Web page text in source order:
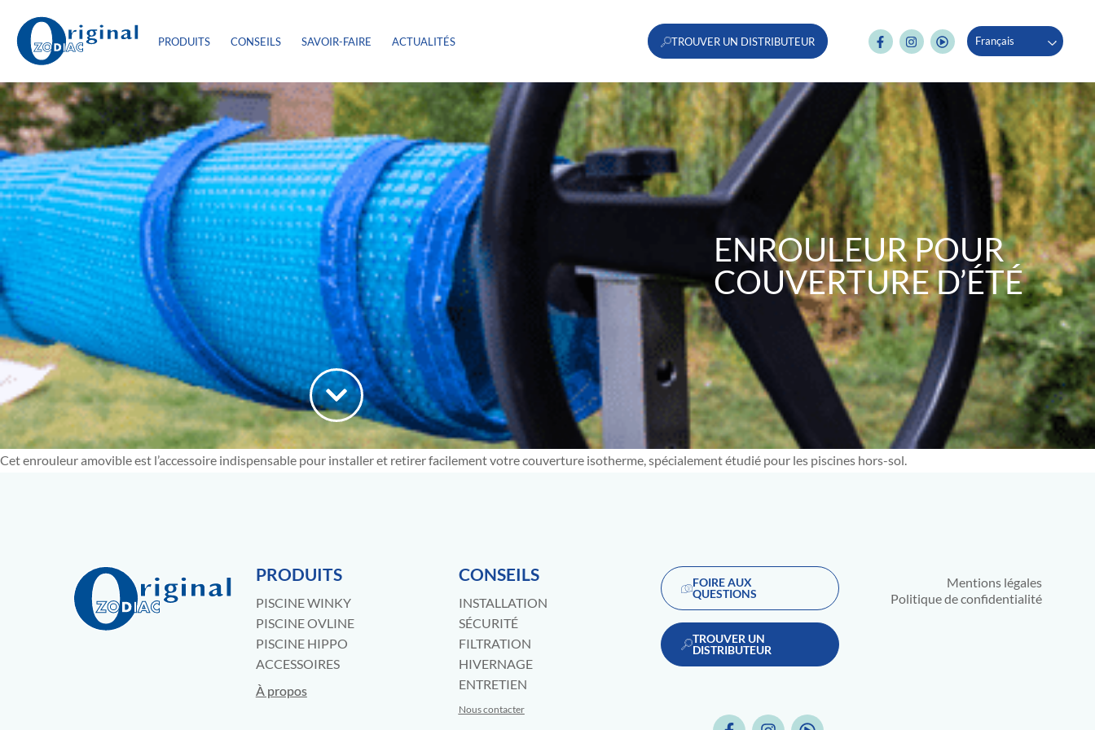
PRODUITS CONSEILS SAVOIR-FAIRE ACTUALITÉS TROUVER UN DISTRIBUTEUR Français
ENROULEUR POUR
COUVERTURE D’ÉTÉ
Cet enrouleur amovible est l’accessoire indispensable pour installer et retirer facilement votre couverture isotherme, spécialement étudié pour les piscines hors-sol.
PRODUITS
PISCINE WINKY
PISCINE OVLINE
PISCINE HIPPO
ACCESSOIRES
À propos
CONSEILS
INSTALLATION
SÉCURITÉ
FILTRATION
HIVERNAGE
ENTRETIEN
Nous contacter
FOIRE AUX
QUESTIONS
TROUVER UN
DISTRIBUTEUR
Mentions légales
Politique de confidentialité